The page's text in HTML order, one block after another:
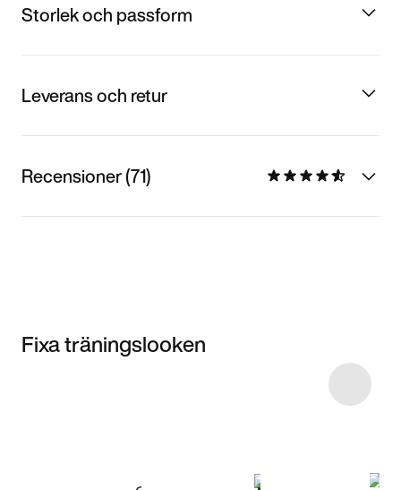
Storlek och passform
Leverans och retur
Recensioner (71)
Fixa träningslooken